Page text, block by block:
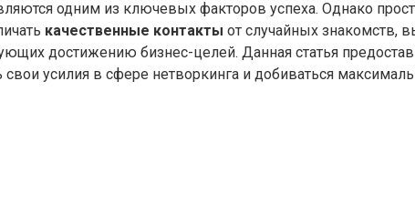
одним из ключевых факторов успеха. Однако
качественные контакты от случайных знакомств,
достижению бизнес-целей. Данная статья
усилия в сфере нетворкинга и добиваться